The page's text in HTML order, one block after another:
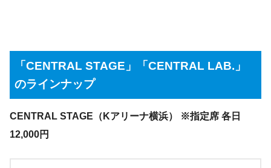
「CENTRAL STAGE」「CENTRAL LAB.」
のラインナップ
CENTRAL STAGE（Kアリーナ横浜） ※指定席 各日
12,000円